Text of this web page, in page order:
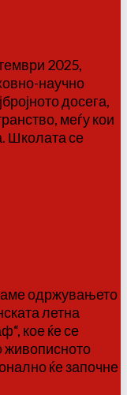
2025,
научно
досега,
меѓу кои
Школата се
одржувањето
летна
кое ќе се
живописното
ќе започне